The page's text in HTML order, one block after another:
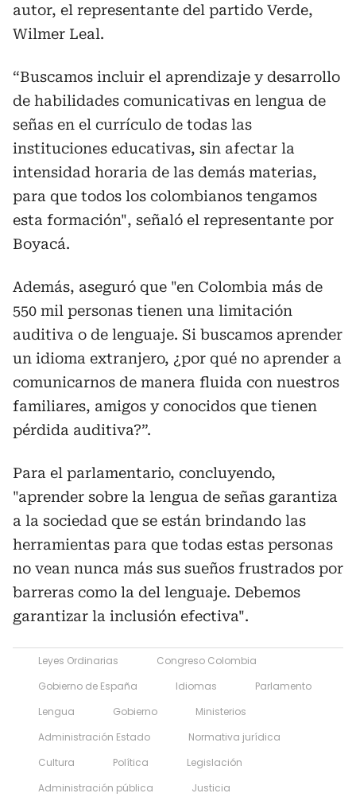
autor, el representante del partido Verde,
Wilmer Leal.
“Buscamos incluir el aprendizaje y desarrollo
de habilidades comunicativas en lengua de
señas en el currículo de todas las
instituciones educativas, sin afectar la
intensidad horaria de las demás materias,
para que todos los colombianos tengamos
esta formación", señaló el representante por
Boyacá.
Además, aseguró que "en Colombia más de
550 mil personas tienen una limitación
auditiva o de lenguaje. Si buscamos aprender
un idioma extranjero, ¿por qué no aprender a
comunicarnos de manera fluida con nuestros
familiares, amigos y conocidos que tienen
pérdida auditiva?”.
Para el parlamentario, concluyendo,
"aprender sobre la lengua de señas garantiza
a la sociedad que se están brindando las
herramientas para que todas estas personas
no vean nunca más sus sueños frustrados por
barreras como la del lenguaje. Debemos
garantizar la inclusión efectiva".
Leyes Ordinarias
Congreso Colombia
Gobierno de España
Idiomas
Parlamento
Lengua
Gobierno
Ministerios
Administración Estado
Normativa jurídica
Cultura
Política
Legislación
Administración pública
Justicia